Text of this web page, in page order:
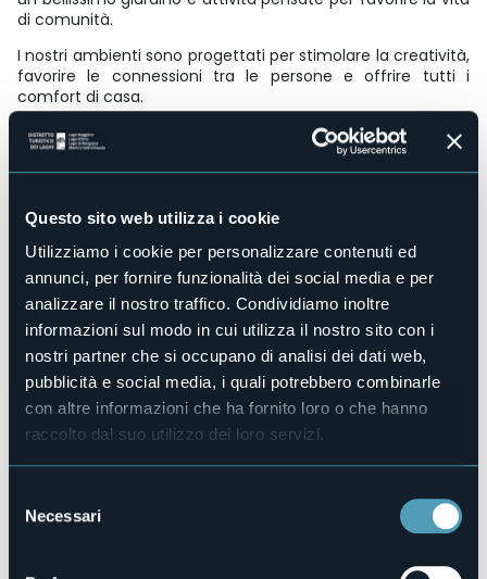
Questo sito web utilizza i cookie
Utilizziamo i cookie per personalizzare contenuti ed
annunci, per fornire funzionalità dei social media e per
analizzare il nostro traffico. Condividiamo inoltre
informazioni sul modo in cui utilizza il nostro sito con i
nostri partner che si occupano di analisi dei dati web,
pubblicità e social media, i quali potrebbero combinarle
con altre informazioni che ha fornito loro o che hanno
raccolto dal suo utilizzo dei loro servizi.
delNecessari
di comunità.
I nostri ambienti sono progettati per stimolare la creatività,
favorire le connessioni tra le persone e offrire tutti i
comfort di casa.
Sì
Centro benessere
Sala congressi
No
Piscina
No
Animali ammessi
Appartamenti
8
Posti letto